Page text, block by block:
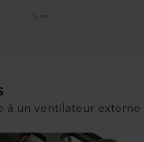
Suisse
à un ventilateur externe